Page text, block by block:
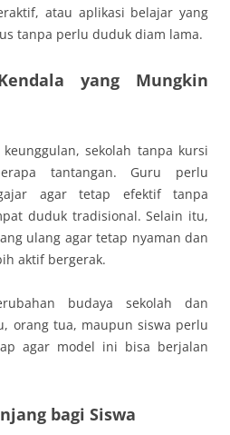
atau aplikasi belajar yang
tanpa perlu duduk diam lama.
yang Mungkin
sekolah tanpa kursi
tantangan. Guru perlu
agar tetap efektif tanpa
duduk tradisional. Selain itu,
ulang agar tetap nyaman dan
aktif bergerak.
budaya sekolah dan
orang tua, maupun siswa perlu
agar model ini bisa berjalan
bagi Siswa